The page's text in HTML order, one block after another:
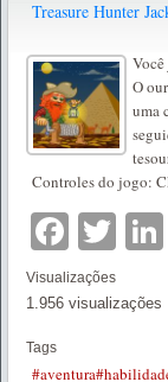
Treasure Hunter
O
uma
Controles do jogo:
Visualizações
1.956 visualizações
Tags